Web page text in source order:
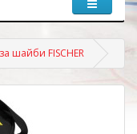
шайби FISCHER